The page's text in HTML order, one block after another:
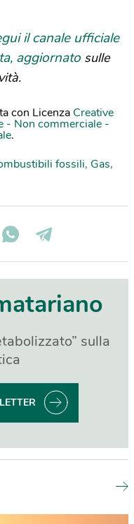
il canale ufficiale
aggiornato sulle
con Licenza Creative
- Non commerciale -
.
fossili, Gas,
sulla